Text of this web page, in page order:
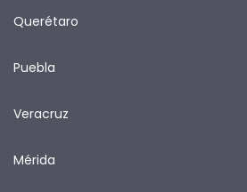
Querétaro
Puebla
Veracruz
Mérida